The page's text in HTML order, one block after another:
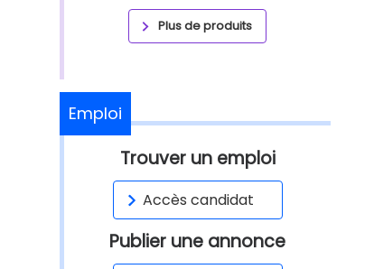
Plus de produits
Emploi
Trouver un emploi
Accès candidat
Publier une annonce